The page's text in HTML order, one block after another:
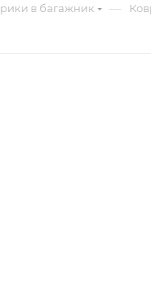
в багажник —